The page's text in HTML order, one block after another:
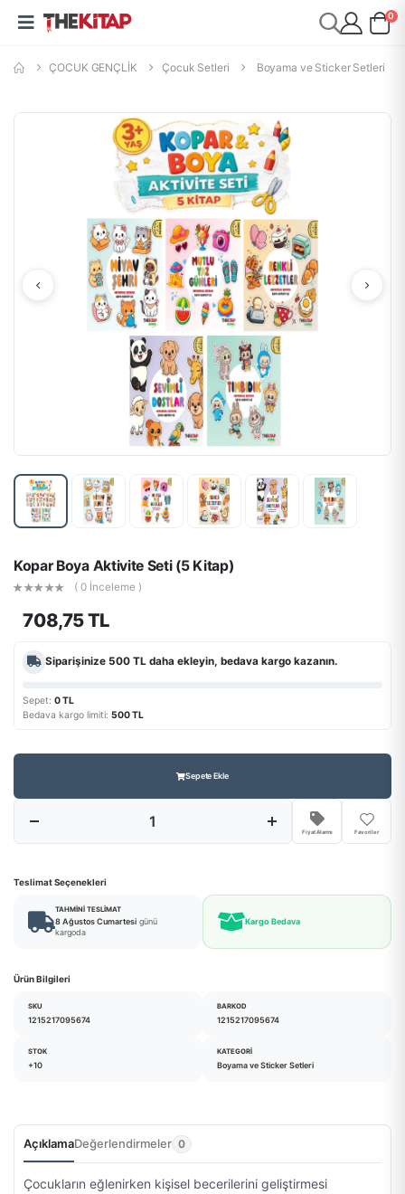
0
ÇOCUK GENÇLİK Çocuk Setleri Boyama ve Sticker Setleri
Kopar Boya Aktivite Seti (5 Kitap)
( 0 İnceleme )
708,75 TL
Siparişinize 500 TL daha ekleyin, bedava kargo kazanın.
Sepet: 0 TL
Bedava kargo limiti: 500 TL
Sepete Ekle
Fiyat Alarmı Favoriler
Teslimat Seçenekleri
TAHMINI TESLIMAT
8 Ağustos Cumartesi günü
kargoda
Kargo Bedava
Ürün Bilgileri
SKU
1215217095674
BARKOD
1215217095674
STOK
+10
KATEGORI
Boyama ve Sticker Setleri
AçıklamaDeğerlendirmeler 0
Çocukların eğlenirken kişisel becerilerini geliştirmesi